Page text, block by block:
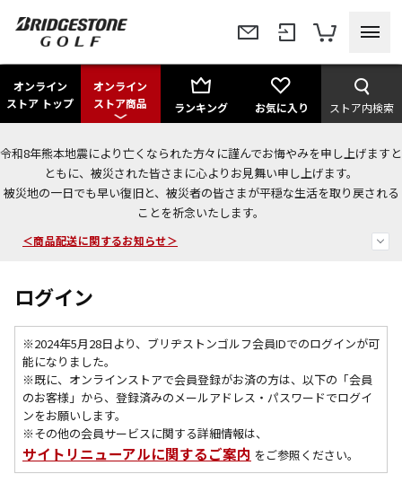
オンライン
ストア トップ
オンライン
ストア商品
ランキング お気に入り ストア内検索
令和8年熊本地震により亡くなられた方々に謹んでお悔やみを申し上げますと
ともに、被災された皆さまに心よりお見舞い申し上げます。
被災地の一日でも早い復旧と、被災者の皆さまが平穏な生活を取り戻される
ことを祈念いたします。
＜夏季休暇中のご注文・発送・お問い合わせ＞
今なら新規会員登録で1,000円OFFクーポンプレゼント！
＜商品配送に関するお知らせ＞
ログイン
※2024年5月28日より、ブリヂストンゴルフ会員IDでのログインが可
能になりました。
※既に、 オンラインストアで会員登録がお済の方は、以下の「会員
のお客様」から、登録済みのメールアドレス・パスワードでログイ
ンをお願いします。
※その他の会員サービスに関する詳細情報は、
サイトリニューアルに関するご案内 をご参照ください。